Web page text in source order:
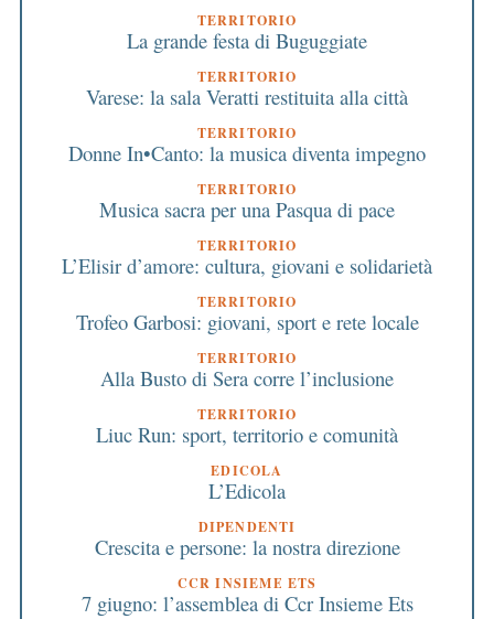
TERRITORIO
La grande festa di Buguggiate
TERRITORIO
Varese: la sala Veratti restituita alla città
TERRITORIO
Donne In•Canto: la musica diventa impegno
TERRITORIO
Musica sacra per una Pasqua di pace
TERRITORIO
L’Elisir d’amore: cultura, giovani e solidarietà
TERRITORIO
Trofeo Garbosi: giovani, sport e rete locale
TERRITORIO
Alla Busto di Sera corre l’inclusione
TERRITORIO
Liuc Run: sport, territorio e comunità
EDICOLA
L’Edicola
DIPENDENTI
Crescita e persone: la nostra direzione
CCR INSIEME ETS
7 giugno: l’assemblea di Ccr Insieme Ets